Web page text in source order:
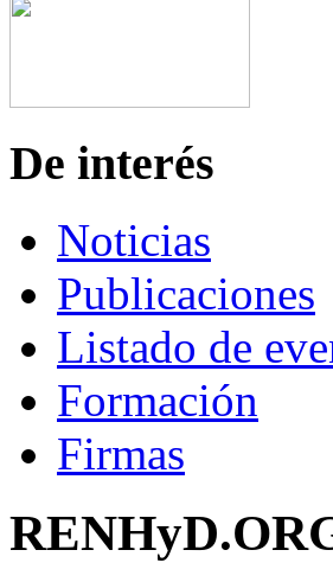
De interés
Noticias
Publicaciones
Listado de
Formación
Firmas